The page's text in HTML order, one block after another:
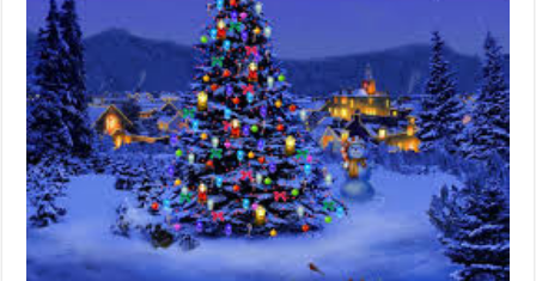
ANUNŢ OPRIRE APĂ în CARANSEBEȘ – 04.08.2026 – avarie – Calea
ANUNŢ OPRIRE APĂ în CARANSEBEȘ avarie